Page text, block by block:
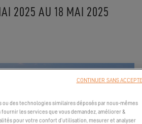
2025 AU 18 MAI 2025
des technologies similaires déposés par nous-mêmes
les services que vous demandez, améliorer &
pour votre confort d’utilisation, mesurer et analyser
CONTINUER SANS